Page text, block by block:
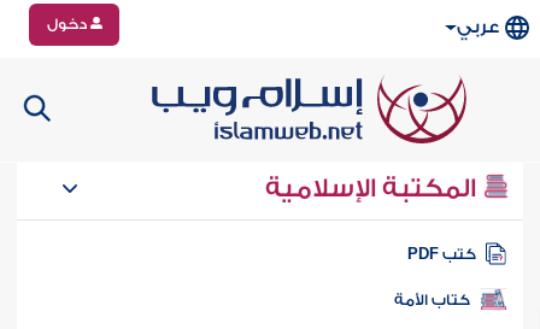
عربي دخول
المكتبة الإسلامية
كتب PDF